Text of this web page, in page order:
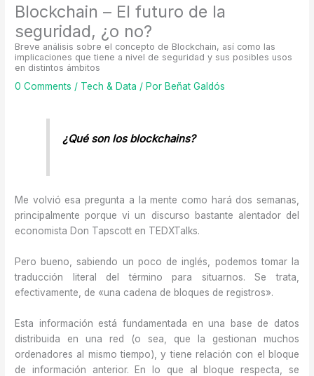
Blockchain – El futuro de la
seguridad, ¿o no?
Breve análisis sobre el concepto de Blockchain, así como las
implicaciones que tiene a nivel de seguridad y sus posibles usos
en distintos ámbitos
0 Comments / Tech & Data / Por Beñat Galdós
¿Qué son losblockchains?
Me volvió esa pregunta a la mente como hará dos semanas,
principalmente porque vi un discurso bastante alentador del
economista Don Tapscott en TEDXTalks.
Pero bueno, sabiendo un poco de inglés, podemos tomar la
traducción literal del término para situarnos. Se trata,
efectivamente, de «una cadena de bloques de registros».
Esta información está fundamentada en una base de datos
distribuida en una red (o sea, que la gestionan muchos
ordenadores al mismo tiempo), y tiene relación con el bloque
de información anterior. En lo que al bloque respecta, se